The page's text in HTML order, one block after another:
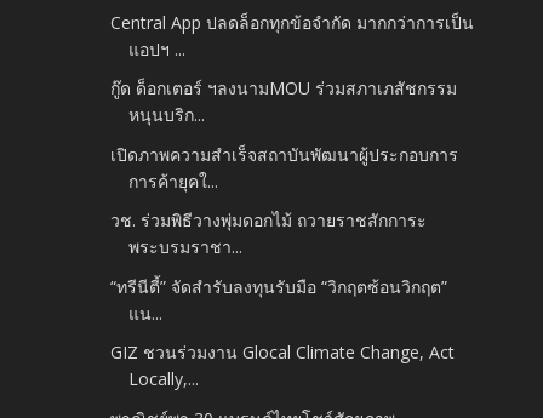
Central App ปลดล็อกทุกข้อจำกัด มากกว่าการเป็น
แอปฯ ...
กู๊ด ด็อกเตอร์ ฯลงนามMOU ร่วมสภาเภสัชกรรม
หนุนบริก...
เปิดภาพความสำเร็จสถาบันพัฒนาผู้ประกอบการ
การค้ายุคใ...
วช. ร่วมพิธีวางพุ่มดอกไม้ ถวายราชสักการะ
พระบรมราชา...
“ทรีนีตี้” จัดสำรับลงทุนรับมือ “วิกฤตซ้อนวิกฤต”
แน...
GIZ ชวนร่วมงาน Glocal Climate Change, Act
Locally,...